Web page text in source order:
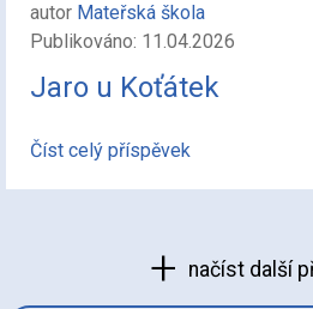
autor Mateřská škola
Publikováno: 11.04.2026
Jaro u Koťátek
Číst celý příspěvek
načíst další